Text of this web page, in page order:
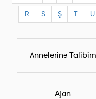
R S Ş U
Annelerine Talibim
Ajan